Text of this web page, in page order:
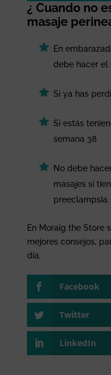
¿ Cuando no
masaje
En
debe hacer el
Si ya has
Si estás
semana 38
No debe
masajes si
preeclampsia.
En Moraig the Store
mejores consejos,
día.
Facebook
Twitter
LinkedIn